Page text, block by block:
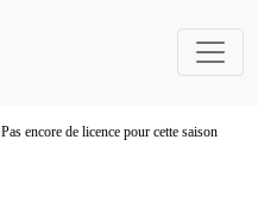
Pas encore de licence pour cette saison